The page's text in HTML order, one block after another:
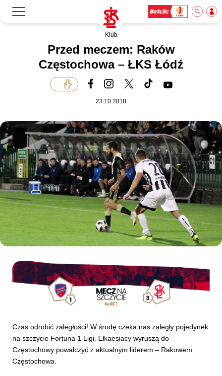
Akademia
Biznes
Dla mediów
Kibice
SKLEP
Klub
Przed meczem: Raków
Częstochowa – ŁKS Łódź
23.10.2018
Czas odrobić zaległości! W środę czeka nas zaległy pojedynek
na szczycie Fortuna 1 Ligi. Ełkaesiacy wyruszą do
Częstochowy powalczyć z aktualnym liderem – Rakowem
Częstochowa.